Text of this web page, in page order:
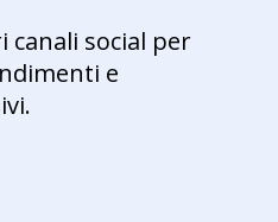
canali social per
e